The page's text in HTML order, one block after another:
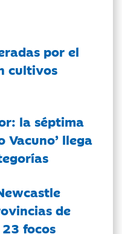
por el
cultivos
la séptima
Vacuno’ llega
de
focos